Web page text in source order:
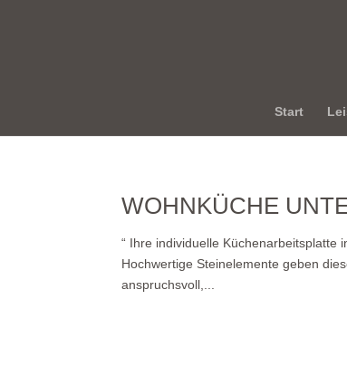
Start
WOHNKÜCHE
“ Ihre individuelle Küchenarbeitsplatte
Hochwertige Steinelemente geben
anspruchsvoll,...